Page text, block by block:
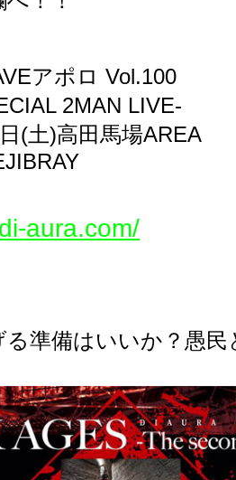
アポロ Vol.100
2MAN LIVE-
(土)高田馬場AREA
aura.com/
る準備はいいか？愚民